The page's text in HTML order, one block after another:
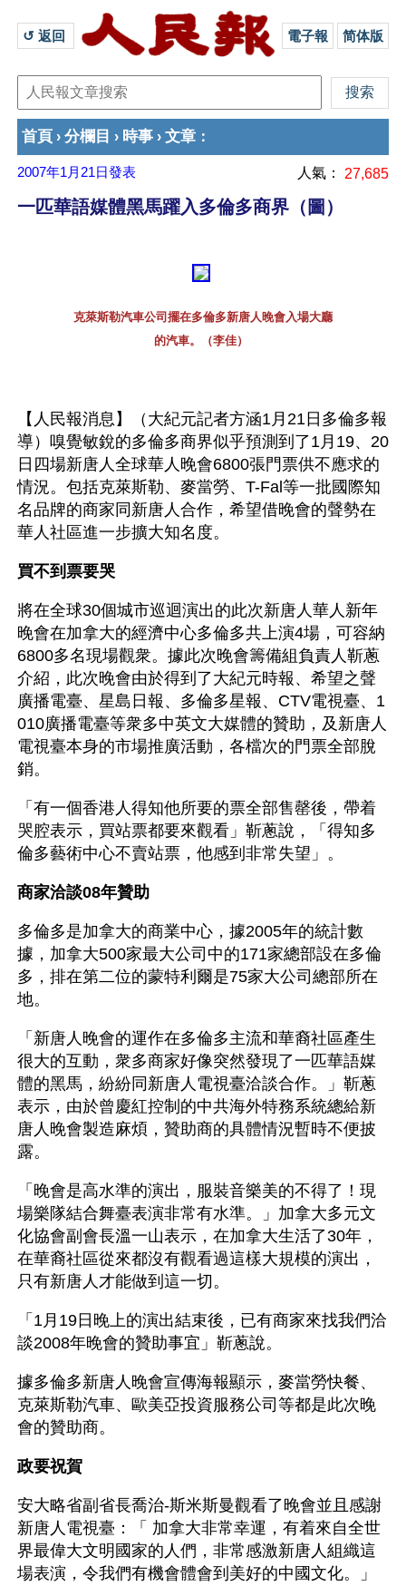
↺ 返回 電子報 简体版
首頁 › 分欄目 › 時事 › 文章 ：
2007年1月21日發表 人氣： 27,685
一匹華語媒體黑馬躍入多倫多商界（圖）
克萊斯勒汽車公司擺在多倫多新唐人晚會入場大廳
的汽車。（李佳）
【人民報消息】（大紀元記者方涵1月21日多倫多報
導）嗅覺敏銳的多倫多商界似乎預測到了1月19、20
日四場新唐人全球華人晚會6800張門票供不應求的
情況。包括克萊斯勒、麥當勞、T-Fal等一批國際知
名品牌的商家同新唐人合作，希望借晚會的聲勢在
華人社區進一步擴大知名度。
買不到票要哭
將在全球30個城市巡迴演出的此次新唐人華人新年
晚會在加拿大的經濟中心多倫多共上演4場，可容納
6800多名現場觀衆。據此次晚會籌備組負責人靳蔥
介紹，此次晚會由於得到了大紀元時報、希望之聲
廣播電臺、星島日報、多倫多星報、CTV電視臺、1
010廣播電臺等衆多中英文大媒體的贊助，及新唐人
電視臺本身的市場推廣活動，各檔次的門票全部脫
銷。
「有一個香港人得知他所要的票全部售罄後，帶着
哭腔表示，買站票都要來觀看」靳蔥說，「得知多
倫多藝術中心不賣站票，他感到非常失望」。
商家洽談08年贊助
多倫多是加拿大的商業中心，據2005年的統計數
據，加拿大500家最大公司中的171家總部設在多倫
多，排在第二位的蒙特利爾是75家大公司總部所在
地。
「新唐人晚會的運作在多倫多主流和華裔社區產生
很大的互動，衆多商家好像突然發現了一匹華語媒
體的黑馬，紛紛同新唐人電視臺洽談合作。」靳蔥
表示，由於曾慶紅控制的中共海外特務系統總給新
唐人晚會製造麻煩，贊助商的具體情況暫時不便披
露。
「晚會是高水準的演出，服裝音樂美的不得了！現
場樂隊結合舞臺表演非常有水準。」加拿大多元文
化協會副會長溫一山表示，在加拿大生活了30年，
在華裔社區從來都沒有觀看過這樣大規模的演出，
只有新唐人才能做到這一切。
「1月19日晚上的演出結束後，已有商家來找我們洽
談2008年晚會的贊助事宜」靳蔥說。
據多倫多新唐人晚會宣傳海報顯示，麥當勞快餐、
克萊斯勒汽車、歐美亞投資服務公司等都是此次晚
會的贊助商。
政要祝賀
安大略省副省長喬治-斯米斯曼觀看了晚會並且感謝
新唐人電視臺：「 加拿大非常幸運，有着來自全世
界最偉大文明國家的人們，非常感激新唐人組織這
場表演，令我們有機會體會到美好的中國文化。」